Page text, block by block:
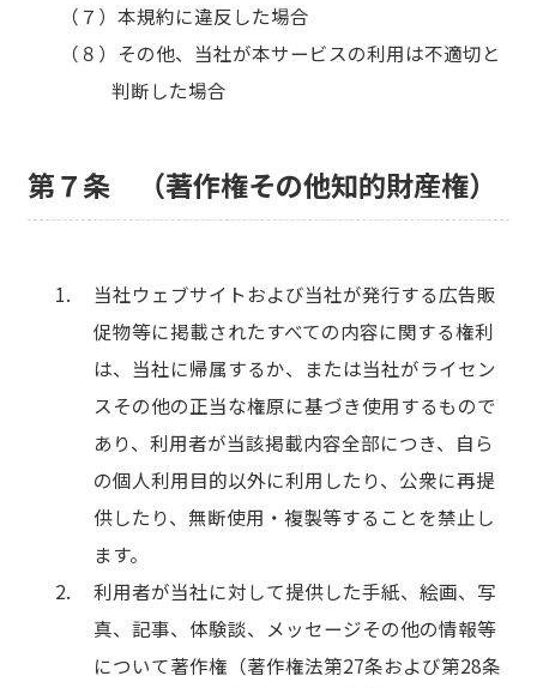
本規約に違反した場合
その他、当社が本サービスの利用は不適切と
判断した場合
第７条 （著作権その他知的財産権）
当社ウェブサイトおよび当社が発行する広告販
促物等に掲載されたすべての内容に関する権利
は、当社に帰属するか、または当社がライセン
スその他の正当な権原に基づき使用するもので
あり、利用者が当該掲載内容全部につき、自ら
の個人利用目的以外に利用したり、公衆に再提
供したり、無断使用・複製等することを禁止し
ます。
利用者が当社に対して提供した手紙、絵画、写
真、記事、体験談、メッセージその他の情報等
について著作権（著作権法第27条および第28条